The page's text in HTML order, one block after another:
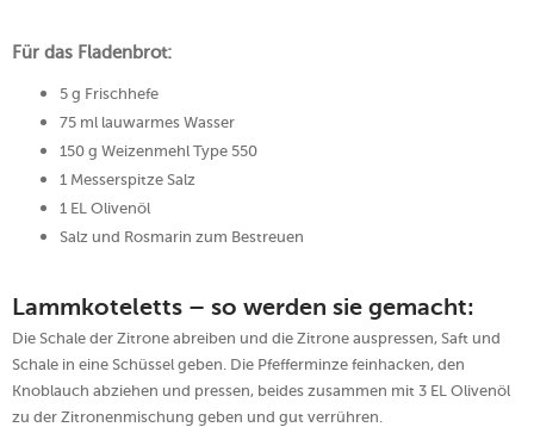
Für das Fladenbrot:
5 g Frischhefe
75 ml lauwarmes Wasser
150 g Weizenmehl Type 550
1 Messerspitze Salz
1 EL Olivenöl
Salz und Rosmarin zum Bestreuen
Lammkoteletts – so werden sie gemacht:
Die Schale der Zitrone abreiben und die Zitrone auspressen, Saft und
Schale in eine Schüssel geben. Die Pfefferminze feinhacken, den
Knoblauch abziehen und pressen, beides zusammen mit 3 EL Olivenöl
zu der Zitronenmischung geben und gut verrühren.